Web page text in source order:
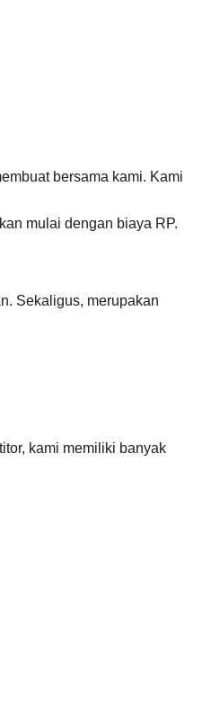
bersama kami. Kami
mulai dengan biaya RP.
Sekaligus, merupakan
kami memiliki banyak